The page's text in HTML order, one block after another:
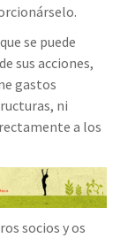
se puede
sus acciones,
gastos
ni
a los
socios y os